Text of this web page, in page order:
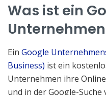
Was ist ein
Ein Google
Business) ist ein
Unternehmen ihre
und in der Google-Suche